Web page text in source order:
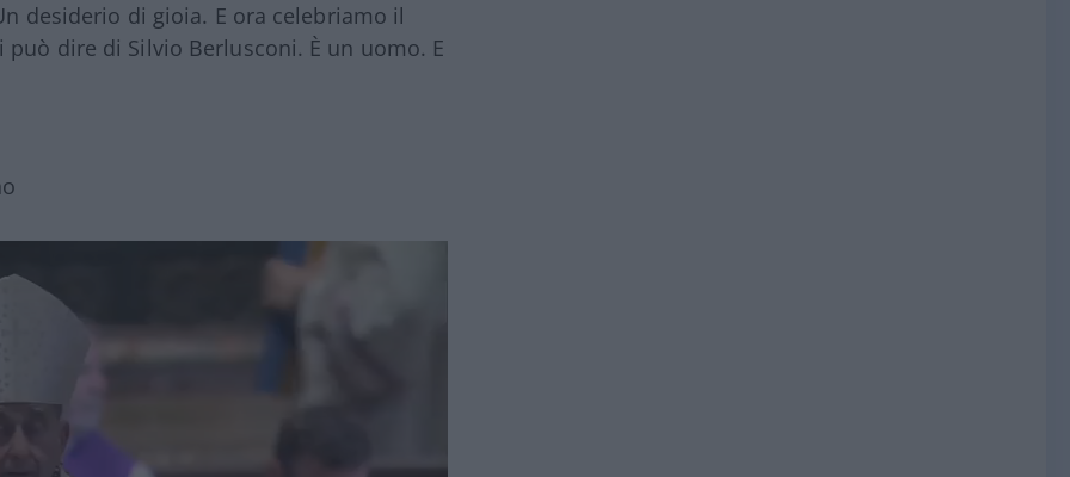
desiderio di gioia. E ora celebriamo il
dire di Silvio Berlusconi. È un uomo. E